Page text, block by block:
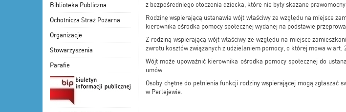
Biblioteka Publiczna
Ochotnicza Straż Pożarna
Organizacje
Stowarzyszenia
Parafie
z bezpośredniego otoczenia dziecka, które nie były skazane
Rodzinę wspierającą ustanawia wójt właściwy ze względu na miejsce
kierownika ośrodka pomocy społecznej wydanej na podstawie
Z rodziną wspierającą wójt właściwy ze względu na miejsce
zwrotu kosztów związanych z udzielaniem pomocy, o której mowa w art.
Wójt może upoważnić kierownika ośrodka pomocy społecznej do
umów.
Osoby chętne do pełnienia funkcji rodziny wspierającej mogą zgłaszać
w Perlejewie.